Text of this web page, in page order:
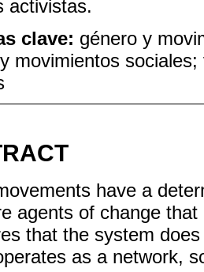
activistas.
clave: género y
movimientos
have a
agents of change
that the system
as a network,